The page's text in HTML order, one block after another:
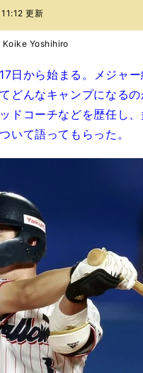
更新
Yoshihiro
日から始まる。メジャ
どんなキャンプになる
ドコーチなどを歴任し
いて語ってもらった。